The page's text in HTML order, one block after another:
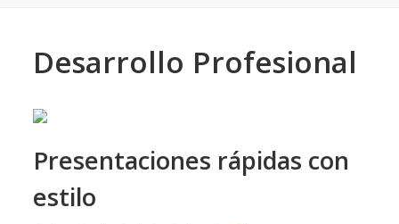
Desarrollo Profesional
Presentaciones rápidas con
estilo